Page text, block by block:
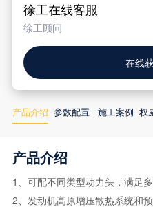
徐工在线客服
徐工顾问
在线
产品介绍 参数配置 施工案例 权
产品介绍
1、可配不同类型动力头，满足
2、发动机高原增压散热系统和